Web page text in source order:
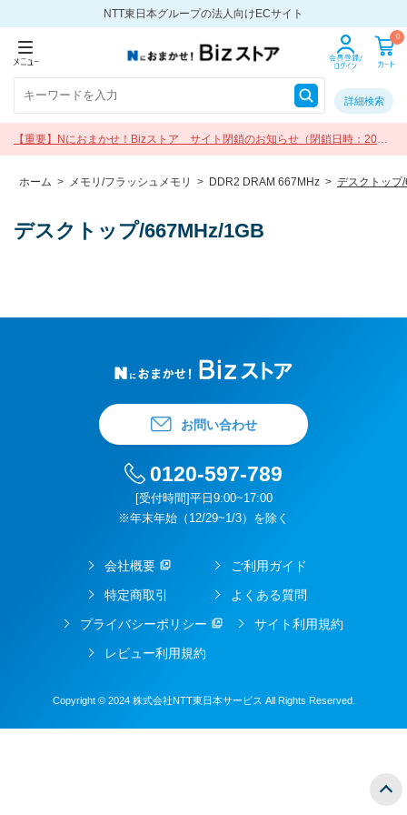
NTT東日本グループの法人向けECサイト
0
詳細検索
【重要】Nにおまかせ！Bizストア サイト閉鎖のお知らせ（閉鎖日時：2026
年9月30日 17:00）
ホーム > メモリ/フラッシュメモリ > DDR2 DRAM 667MHz > デスクトップ
デスクトップ/667MHz/1GB
お問い合わせ
0120-597-789
[受付時間]平日9:00~17:00
※年末年始（12/29~1/3）を除く
会社概要
ご利用ガイド
特定商取引
よくある質問
プライバシーポリシー
サイト利用規約
レビュー利用規約
Copyright © 2024 株式会社NTT東日本サービス All Rights Reserved.